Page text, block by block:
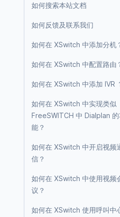
如何搜索本站文档
如何反馈及联系我们
如何在 XSwitch 中添加分机
如何在 XSwitch 中配置路由
如何在 XSwitch 中添加 IVR
如何在 XSwitch 中实现类似
FreeSWITCH 中 Dialplan 的
能？
如何在 XSwitch 中开启视频
信？
如何在 XSwitch 中使用视频
议？
如何在 XSwitch 使用呼叫中